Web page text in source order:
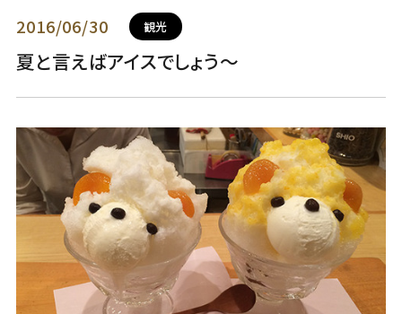
2016/06/30 観光
夏と言えばアイスでしょう～